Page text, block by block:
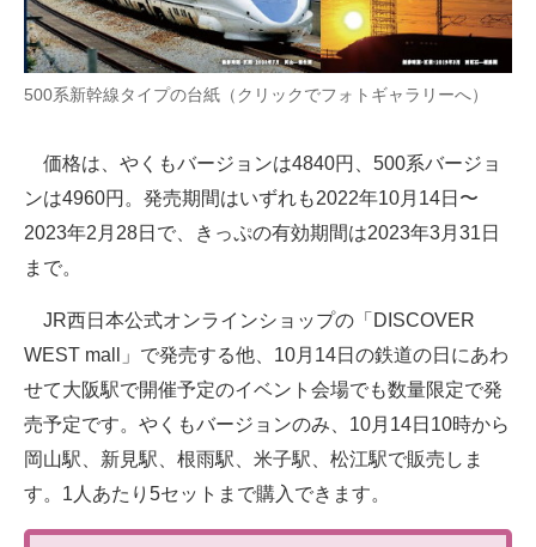
500系新幹線タイプの台紙（クリックでフォトギャラリーへ）
価格は、やくもバージョンは4840円、500系バージョ
ンは4960円。発売期間はいずれも2022年10月14日〜
2023年2月28日で、きっぷの有効期間は2023年3月31日
まで。
JR西日本公式オンラインショップの「DISCOVER
WEST mall」で発売する他、10月14日の鉄道の日にあわ
せて大阪駅で開催予定のイベント会場でも数量限定で発
売予定です。やくもバージョンのみ、10月14日10時から
岡山駅、新見駅、根雨駅、米子駅、松江駅で販売しま
す。1人あたり5セットまで購入できます。